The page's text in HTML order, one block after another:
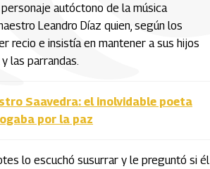
autóctono de la música
Leandro Díaz quien, según los
recio e insistía en mantener a sus hijos
las parrandas.
Saavedra: el inolvidable poeta
por la paz
lo escuchó susurrar y le preguntó si él